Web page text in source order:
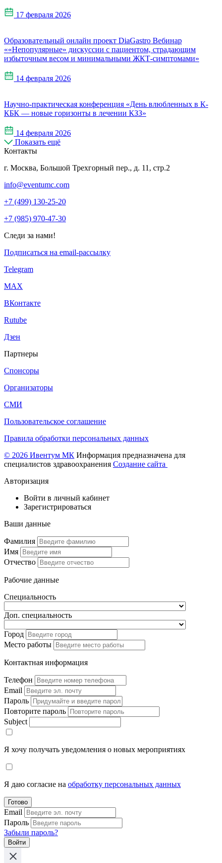
17 февраля 2026
Образовательный онлайн проект DiaGastro Вебинар
««Непопулярные» дискуссии с пациентом, страдающим
избыточным весом и минимальными ЖКТ-симптомами»
14 февраля 2026
Научно-практическая конференция «День влюбленных в К-
КБК — новые горизонты в лечении КЗЗ»
14 февраля 2026
Показать ещё
Контакты
г. Москва, Большой Трехгорный пер., д. 11, стр.2
info@eventumc.com
+7 (499) 130-25-20
+7 (985) 970-47-30
Следи за нами!
Подписаться на email-рассылку
Telegram
МАХ
ВКонтакте
Rutube
Дзен
Партнеры
Спонсоры
Организаторы
СМИ
Пользовательское соглашение
Правила обработки персональных данных
© 2026 Ивентум МК Информация предназначена для
специалистов здравоохранения Создание сайта
Авторизация
Войти в личный кабинет
Зарегистрироваться
Ваши данные
Фамилия
Имя
Отчество
Рабочие данные
Специальность
Доп. специальность
Город
Место работы
Контактная информация
Телефон
Email
Пароль
Повторите пароль
Subject
Я хочу получать уведомления о новых мероприятиях
Я даю согласие на обработку персональных данных
Готово
Email
Пароль
Забыли пароль?
Войти